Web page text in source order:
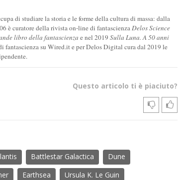
di studiare la storia e le forme della cultura di massa: dalla
è curatore della rivista on-line di fantascienzaDelos Science
libro della fantascienza e nel 2019 Sulla Luna. A 50 anni
fantascienza su Wired.it e per Delos Digital cura dal 2019 le
Questo articolo ti è piaciuto?
Battlestar Galactica
Dune
Earthsea
Ursula K. Le Guin